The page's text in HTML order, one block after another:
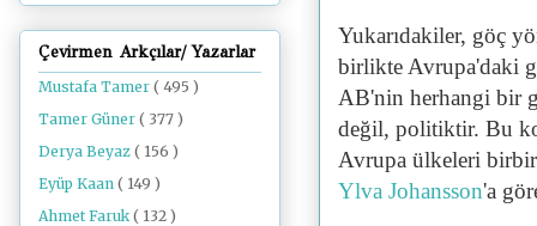
Yukarıdakiler, göç
birlikte Avrupa'daki
AB'nin herhangi bir
değil, politiktir. Bu
Avrupa ülkeleri
Ylva Johansson'a
Çevirmen Arkçılar/ Yazarlar
Mustafa Tamer ( 495 )
Tamer Güner ( 377 )
Derya Beyaz ( 156 )
Eyüp Kaan ( 149 )
Ahmet Faruk ( 132 )